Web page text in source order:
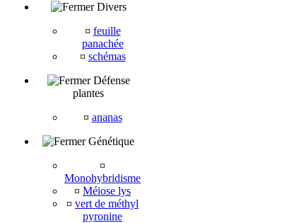
Divers
¤ feuille
panachée
¤ schémas
Défense
plantes
¤ ananas
Génétique
¤
Monohybridisme
¤ Méiose lys
¤ vert de méthyl
pyronine